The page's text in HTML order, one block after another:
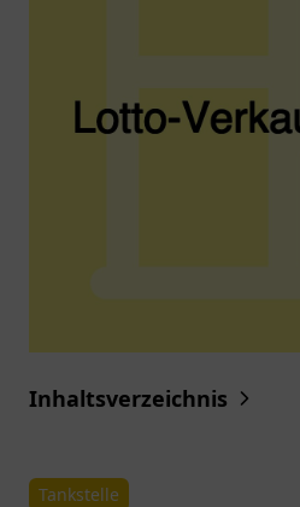
Inhaltsverzeichnis
Tankstelle